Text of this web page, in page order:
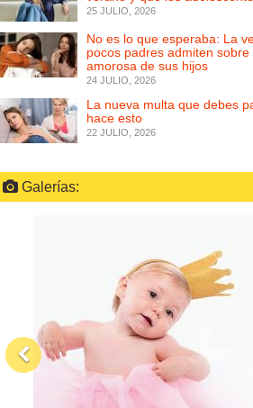
25 JULIO, 2026
No es lo que esperaba: La
pocos padres admiten sobre
amorosa de sus hijos
24 JULIO, 2026
La nueva multa que debes
hace esto
22 JULIO, 2026
Galerías: